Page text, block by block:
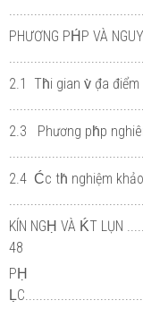
PHƯƠNG PH́P VÀ
2.1 Th̀i gian v̀ đ̣a điểm
2.3 Phương ph́p
2.4 Ćc th́ nghiệm
KÍN NGḤ VÀ ḰT LỤN
48
PḤ